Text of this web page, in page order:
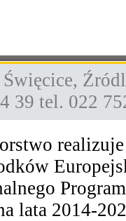
Święcice,
39 tel. 022
lata 2014-